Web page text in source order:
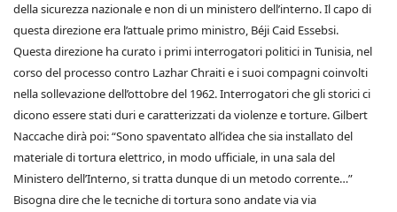
della sicurezza nazionale e non di un ministero dell’interno. Il capo di
questa direzione era l’attuale primo ministro, Béji Caid Essebsi.
Questa direzione ha curato i primi interrogatori politici in Tunisia, nel
corso del processo contro Lazhar Chraiti e i suoi compagni coinvolti
nella sollevazione dell’ottobre del 1962. Interrogatori che gli storici ci
dicono essere stati duri e caratterizzati da violenze e torture. Gilbert
Naccache dirà poi: “Sono spaventato all’idea che sia installato del
materiale di tortura elettrico, in modo ufficiale, in una sala del
Ministero dell’Interno, si tratta dunque di un metodo corrente…”
Bisogna dire che le tecniche di tortura sono andate via via